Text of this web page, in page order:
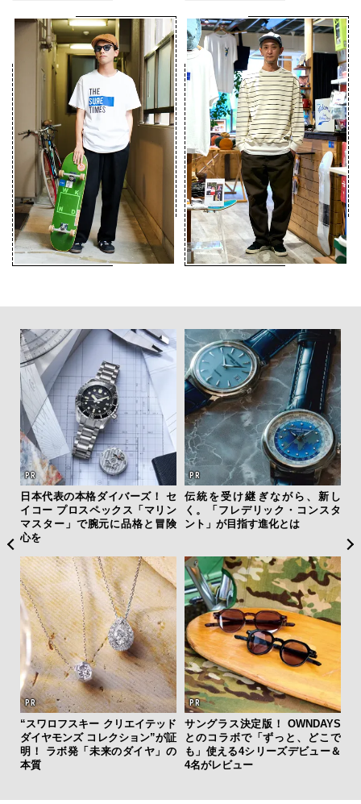
日本代表の本格ダイバーズ！ セ
イコー プロスペックス「マリン
マスター」で腕元に品格と冒険
心を
伝統を受け継ぎながら、新し
く。「フレデリック・コンスタ
ント」が目指す進化とは
“スワロフスキー クリエイテッド
ダイヤモンズ コレクション”が証
明！ ラボ発「未来のダイヤ」の
本質
サングラス決定版！ OWNDAYS
とのコラボで「ずっと、どこで
も」使える4シリーズデビュー＆
4名がレビュー
店